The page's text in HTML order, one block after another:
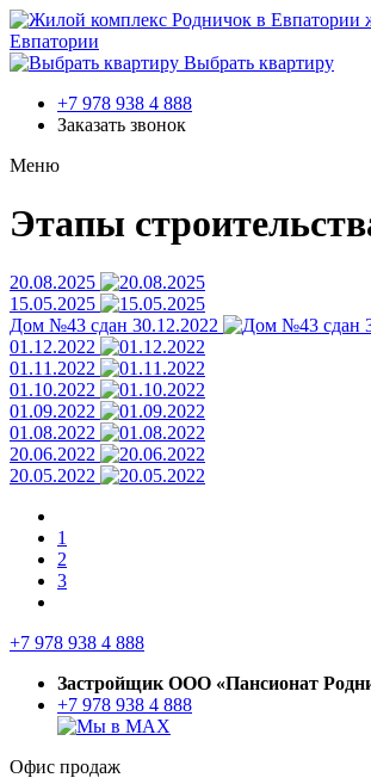
Евпатории
Выбрать квартиру
+7 978 938 4 888
Заказать звонок
Меню
Этапы
20.08.2025
15.05.2025
Дом №43 сдан 30.12.2022
01.12.2022
01.11.2022
01.10.2022
01.09.2022
01.08.2022
20.06.2022
20.05.2022
1
2
3
+7 978 938 4 888
Застройщик ООО «Пансионат
+7 978 938 4 888
Офис продаж